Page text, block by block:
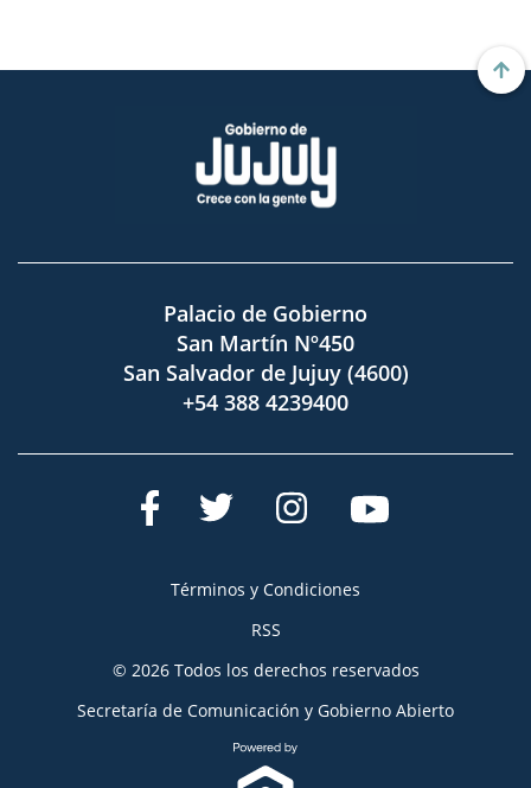
Palacio de Gobierno
San Martín Nº450
San Salvador de Jujuy (4600)
+54 388 4239400
Términos y Condiciones
RSS
© 2026 Todos los derechos reservados
Secretaría de Comunicación y Gobierno Abierto